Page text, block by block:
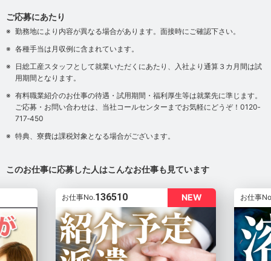
ご応募にあたり
勤務地により内容が異なる場合があります。面接時にご確認下さい。
各種手当は月収例に含まれています。
日総工産スタッフとして就業いただくにあたり、入社より通算３カ月間は試
用期間となります。
有料職業紹介のお仕事の待遇・試用期間・福利厚生等は就業先に準じます。
ご応募・お問い合わせは、当社コールセンターまでお気軽にどうぞ！0120‐
717‐450
特典、寮費は課税対象となる場合がございます。
このお仕事に応募した人はこんなお仕事も見ています
NEW
お仕事No.136510 お仕事